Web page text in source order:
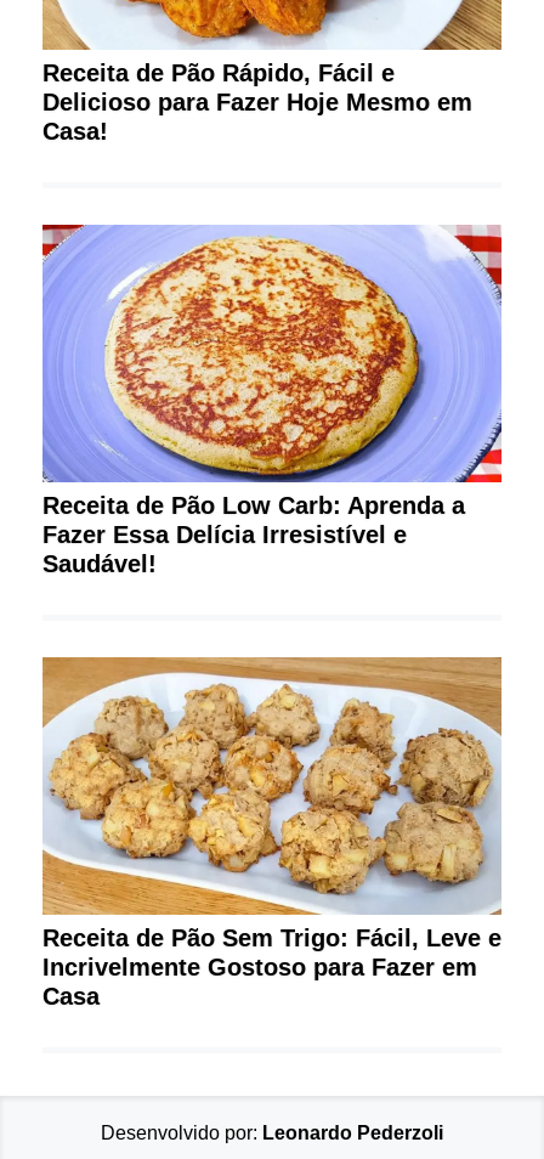
Receita de Pão Rápido, Fácil e
Delicioso para Fazer Hoje Mesmo em
Casa!
Receita de Pão Low Carb: Aprenda a
Fazer Essa Delícia Irresistível e
Saudável!
Receita de Pão Sem Trigo: Fácil, Leve e
Incrivelmente Gostoso para Fazer em
Casa
Desenvolvido por: Leonardo Pederzoli